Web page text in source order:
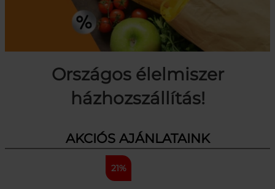
Országos élelmiszer
házhozszállítás!
AKCIÓS AJÁNLATAINK
21%